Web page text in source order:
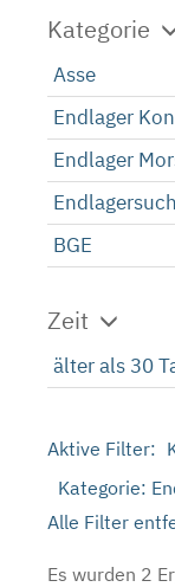
Kategorie
Asse
Endlager
Endlager
BGE
Zeit
älter als 30
Aktive Filter:
Kategorie:
Alle Filter
Es wurden 2